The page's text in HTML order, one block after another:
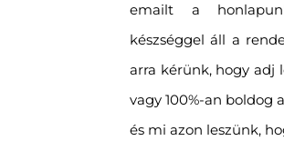
emailt a
készséggel áll a
arra kérünk, hogy adj
vagy 100%-an boldog
és mi azon leszünk,